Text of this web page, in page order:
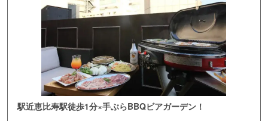
駅近恵比寿駅徒歩1分×手ぶらBBQビアガーデン！